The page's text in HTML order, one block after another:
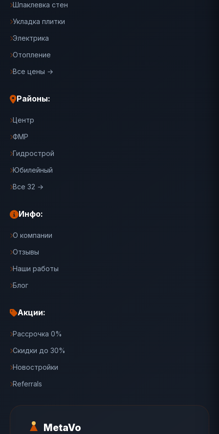
MetaVo
Шпаклевка стен
Укладка плитки
Электрика
Отопление
Все цены →
Районы:
Центр
ФМР
Гидрострой
Юбилейный
Все 32 →
Инфо:
О компании
Отзывы
Наши работы
Блог
Акции:
Рассрочка 0%
Скидки до 30%
Новостройки
Referrals